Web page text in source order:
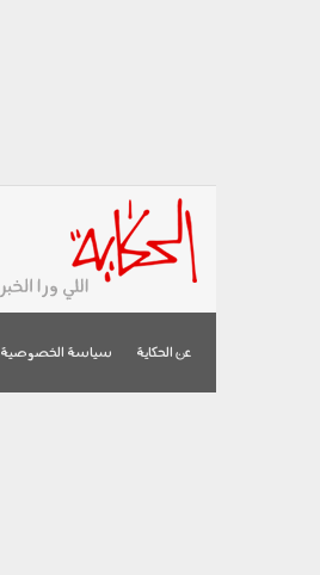
عن الحكاية سياسة الخصوصية